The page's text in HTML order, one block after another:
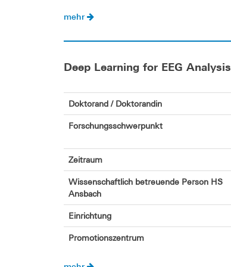
mehr
Deep Learning for EEG Analysis
Doktorand / Doktorandin
Forschungsschwerpunkt
Zeitraum
Wissenschaftlich betreuende Person HS
Ansbach
Einrichtung
Promotionszentrum